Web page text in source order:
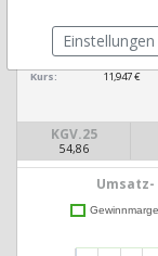
Baidu[B1CB
Börsenwert: 253,918
Kurs:
11,947 €
KGV.25
54,86
Einstellungen